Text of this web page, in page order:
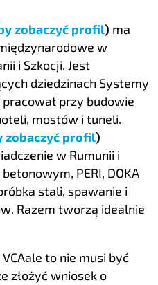
zobaczyć profil) ma
w
i Szkocji. Jest
dziedzinach Systemy
pracował przy budowie
mostów i tuneli.
zobaczyć profil)
w Rumunii i
PERI, DOKA
stali, spawanie i
. Razem tworzą idealnie
VCAale to nie musi być
złożyć wniosek o